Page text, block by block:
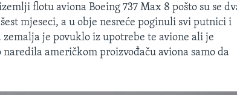
flotu aviona Boeing 737 Max 8 pošto su se
mjeseci, a u obje nesreće poginuli svi putnici i
je povuklo iz upotrebe te avione ali je
američkom proizvođaču aviona samo da